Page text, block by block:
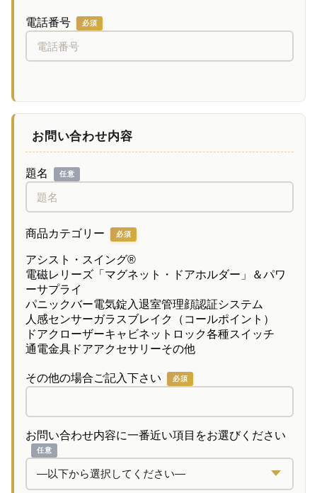
電話番号 必須
お問い合わせ内容
題名 任意
商品カテゴリー 必須
アシスト・スイング®
電磁レリーズ「マグネット・ドアホルダー」＆パワ
ーサプライ
パニックバー電気錠入退室管理顔認証システム
人感センサーガラスブレイク（コールポイント）
ドアクローザーキャビネットロック各種スイッチ
通電金具 ドアアクセサリーその他
その他の場合ご記入下さい 必須
お問い合わせ内容に一番近い項目をお選びください
任意